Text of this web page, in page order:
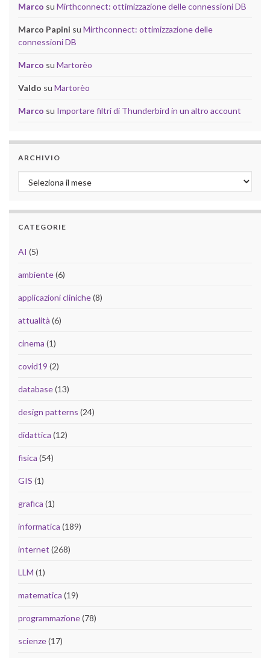
Marco su Mirthconnect: ottimizzazione delle connessioni DB
Marco Papini su Mirthconnect: ottimizzazione delle
connessioni DB
Marco su Martorèo
Valdo su Martorèo
Marco su Importare filtri di Thunderbird in un altro account
ARCHIVIO
Archivio
CATEGORIE
AI (5)
ambiente(6)
applicazioni cliniche(8)
attualità (6)
cinema (1)
covid19 (2)
database(13)
design patterns (24)
didattica (12)
fisica (54)
GIS (1)
grafica (1)
informatica (189)
internet (268)
LLM (1)
matematica (19)
programmazione(78)
scienze(17)